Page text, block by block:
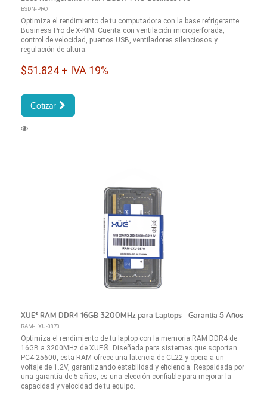
BSDN-PRO
Optimiza el rendimiento de tu computadora con la base refrigerante
Business Pro de X-KIM. Cuenta con ventilación microperforada,
control de velocidad, puertos USB, ventiladores silenciosos y
regulación de altura.
$51.824 + IVA 19%
Cotizar
XUE® RAM DDR4 16GB 3200MHz para Laptops - Garantía 5 Años
RAM-LXU-0870
Optimiza el rendimiento de tu laptop con la memoria RAM DDR4 de
16GB a 3200MHz de XUE®. Diseñada para sistemas que soportan
PC4-25600, esta RAM ofrece una latencia de CL22 y opera a un
voltaje de 1.2V, garantizando estabilidad y eficiencia. Respaldada por
una garantía de 5 años, es una elección confiable para mejorar la
capacidad y velocidad de tu equipo.